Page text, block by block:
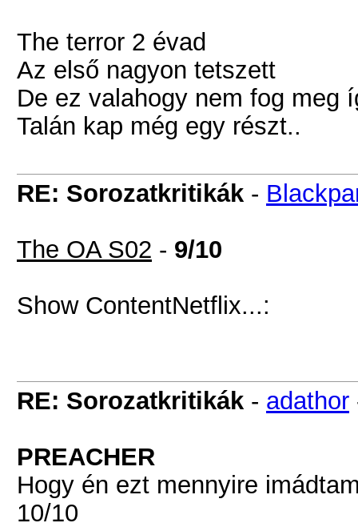
The terror 2 évad
Az első nagyon tetszett
De ez valahogy nem fog meg
Talán kap még egy részt..
RE: Sorozatkritikák -
The OA S02 - 9/10
Show ContentNetflix...:
RE: Sorozatkritikák - adathor
PREACHER
Hogy én ezt mennyire
10/10